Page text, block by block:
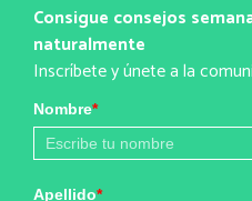
Consigue consejos
naturalmente
Inscríbete y únete a la
Nombre*
Apellido*